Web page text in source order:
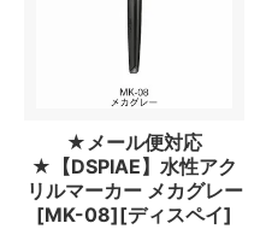
★メール便対応
★【DSPIAE】水性アク
リルマーカー メカグレー
[MK-08][ディスペイ]